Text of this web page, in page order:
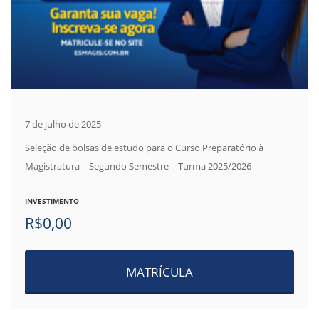
7 de julho de 2025
Seleção de bolsas de estudo para o Curso Preparatório à
Magistratura – Segundo Semestre – Turma 2025/2026
INVESTIMENTO
R$0,00
MATRÍCULA